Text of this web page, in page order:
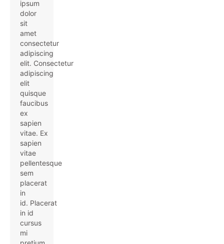
ipsum
dolor
sit
amet
consectetur
adipiscing
elit. Consectetur
adipiscing
elit
quisque
faucibus
ex
sapien
vitae. Ex
sapien
vitae
pellentesque
sem
placerat
in
id. Placerat
in id
cursus
mi